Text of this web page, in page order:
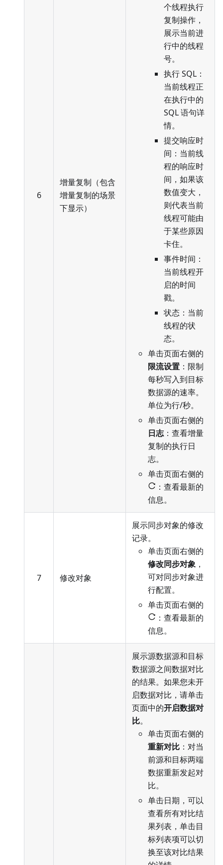
6
增量复制（包含
增量复制的场景
下显示）
个线程执行
复制操作，
展示当前进
行中的线程
号。
执行 SQL：
当前线程正
在执行中的
SQL 语句详
情。
提交响应时
间：当前线
程的响应时
间，如果该
数值变大，
则代表当前
线程可能由
于某些原因
卡住。
事件时间：
当前线程开
启的时间
戳。
状态：当前
线程的状
态。
单击页面右侧的
限流设置 ：限制
每秒写入到目标
数据源的速率。
单位为行/秒。
单击页面右侧的
日志：查看增量
复制的执行日
志。
单击页面右侧的
：查看最新的
信息。
7 修改对象
展示同步对象的修改
记录。
单击页面右侧的
修改同步对象 ，
可对同步对象进
行配置。
单击页面右侧的
：查看最新的
信息。
展示源数据源和目标
数据源之间数据对比
的结果。如果您未开
启数据对比，请单击
页面中的开启数据对
比。
单击页面右侧的
重新对比 ：对当
前源和目标两端
数据重新发起对
比。
单击日期，可以
查看所有对比结
果列表，单击目
标列表项可以切
换至该对比结果